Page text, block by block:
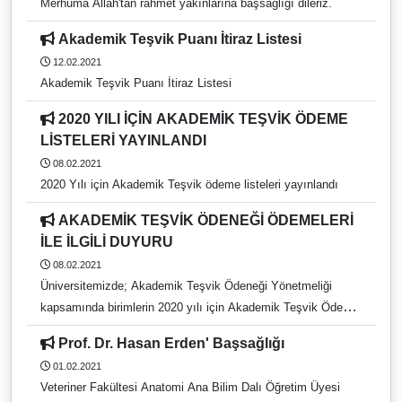
Merhuma Allah'tan rahmet yakınlarına başsağlığı dileriz.
Akademik Teşvik Puanı İtiraz Listesi
12.02.2021
Akademik Teşvik Puanı İtiraz Listesi
LİSTELERİ YAYINLANDI
08.02.2021
2020 Yılı için Akademik Teşvik ödeme listeleri yayınlandı
İLE İLGİLİ DUYURU
08.02.2021
Üniversitemizde; Akademik Teşvik Ödeneği Yönetmeliği
kapsamında birimlerin 2020 yılı için Akademik Teşvik Ödeme
Listeleri ve Puanları kapsamında öğretim elemanlarına
yapılacak ödemelerin Akademik Teşvik Başvuru Takviminde
ilan edilen başvuru sonuçlarına itirazların komisyon tarafından
kesin karara bağlanması ve sonuçlandırılması tarihi 15 Şubat
Prof. Dr. Hasan Erden' Başsağlığı
01.02.2021
Veteriner Fakültesi Anatomi Ana Bilim Dalı Öğretim Üyesi